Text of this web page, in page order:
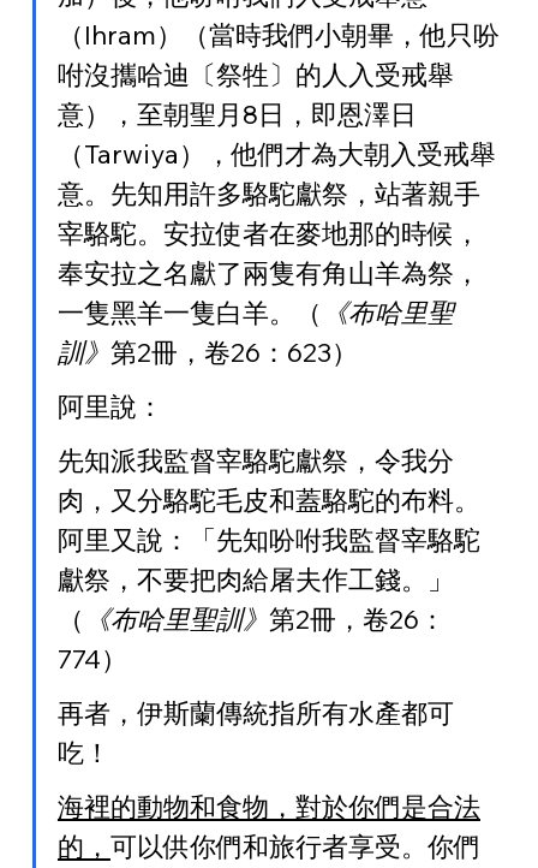
（Ihram）（當時我們小朝畢，他只吩
咐沒攜哈迪〔祭牲〕的人入受戒舉
意），至朝聖月8日，即恩澤日
（Tarwiya），他們才為大朝入受戒舉
意。先知用許多駱駝獻祭，站著親手
宰駱駝。安拉使者在麥地那的時候，
奉安拉之名獻了兩隻有角山羊為祭，
一隻黑羊一隻白羊。（
《布哈里聖
訓》 第2冊，卷26：623）
阿里說：
先知派我監督宰駱駝獻祭，令我分
肉，又分駱駝毛皮和蓋駱駝的布料。
阿里又說：「先知吩咐我監督宰駱駝
獻祭，不要把肉給屠夫作工錢。」
（
《布哈里聖訓》 第2冊，卷26：
774）
再者，伊斯蘭傳統指所有水產都可
吃！
海裡的動物和食物，對於你們是合法
的， 可以供你們和旅行者享受。你們